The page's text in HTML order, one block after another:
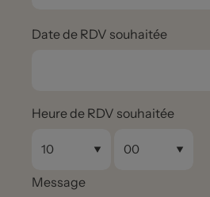
Date de RDV souhaitée
Heure de RDV souhaitée
Message